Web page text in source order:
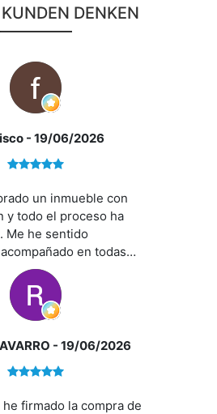
DENKEN
- 19/06/2026
un inmueble con
y todo el proceso ha
Me he sentido
en todas
e incidencias que han
Se ocupan de todo.
a Ana
a Rafael su
y - 19/06/2026
he firmado la compra de